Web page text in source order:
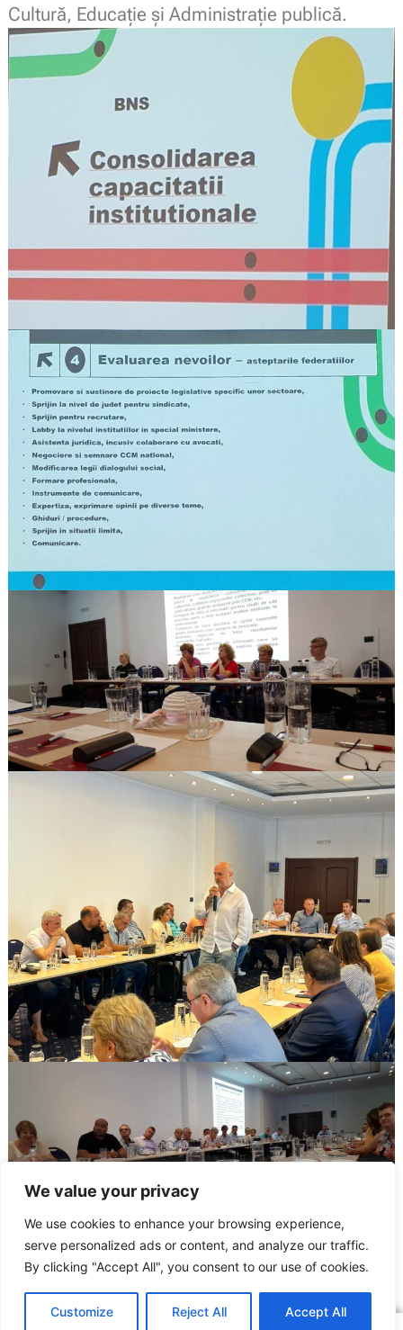
We value your privacy
We use cookies to enhance your browsing experience,
serve personalized ads or content, and analyze our traffic.
By clicking "Accept All", you consent to our use of cookies.
Customize Reject All Accept All
Cultură, Educație și Administrație publică.
Sindicatul Național Sport și Tineret: Consolidarea capacității instituționale
– BNS
ARTICOLUL ANTERIOR
Membrii SNST sunt asigurați
Copyright © 2016 – 2026 SNST